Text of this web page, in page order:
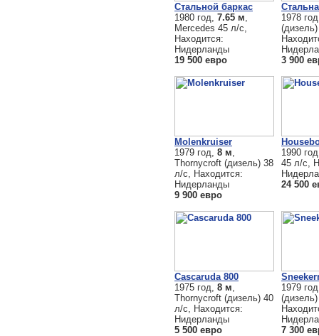
Стальной баркас
1980 год, 7.65 м
Mercedes 45 л/с,
Находится:
Нидерланды
19 500 евро
1978
3 900
Molenkruiser
1979 год, 8 м
Thornycroft (дизель) 38
л/с, Находится:
Нидерланды
9 900 евро
1990
45 л/с,
24 500
Cascaruda 800
1975 год, 8 м
Thornycroft (дизель) 40
л/с, Находится:
Нидерланды
5 500 евро
1979
7 300